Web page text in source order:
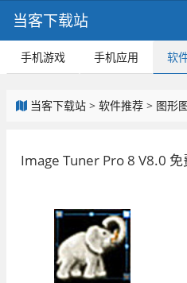
当客下载站
手机游戏 手机应用 软
当客下载站 > 软件推荐 > 图形
Image Tuner Pro 8 V8.0 免